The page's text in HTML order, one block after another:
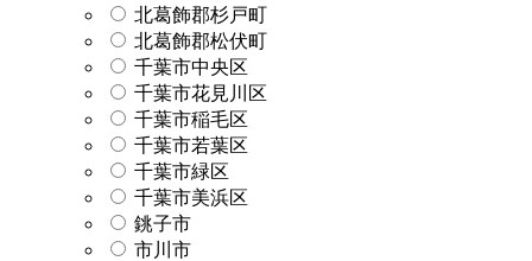
北葛飾郡杉戸町
北葛飾郡松伏町
千葉市中央区
千葉市花見川区
千葉市稲毛区
千葉市若葉区
千葉市緑区
千葉市美浜区
銚子市
市川市